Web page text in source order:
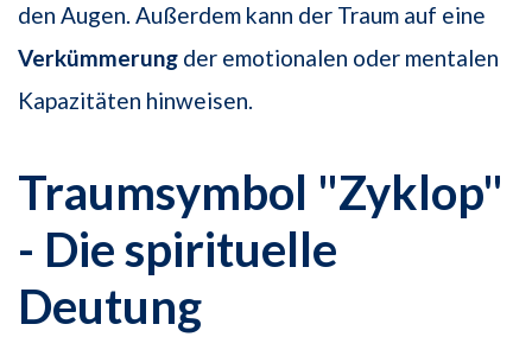
den Augen. Außerdem kann der Traum auf eine
Verkümmerung der emotionalen oder mentalen
Kapazitäten hinweisen.
Traumsymbol "Zyklop"
- Die spirituelle
Deutung